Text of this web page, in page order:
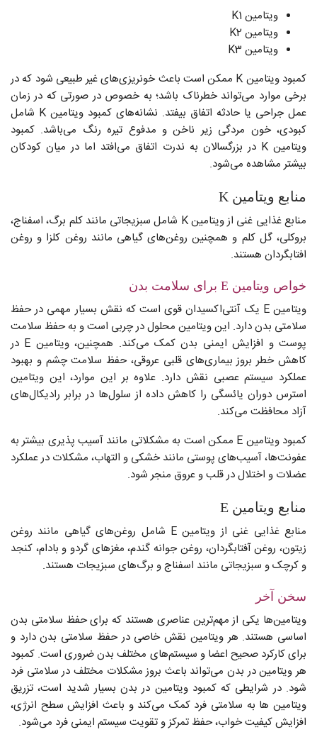
ویتامین K1
ویتامین K2
ویتامین K3
کمبود ویتامین K ممکن است باعث خونریزی‌های غیر طبیعی شود که در
برخی موارد می‌تواند خطرناک باشد؛ به خصوص در صورتی که در زمان
عمل جراحی یا حادثه اتفاق بیفتد. نشانه‌های کمبود ویتامین K شامل
کبودی، خون مردگی زیر ناخن و مدفوع تیره رنگ می‌باشد. کمبود
ویتامین K در بزرگسالان به ندرت اتفاق می‌افتد اما در میان کودکان
بیشتر مشاهده می‌شود.
منابع ویتامین K
منابع غذایی غنی از ویتامین K شامل سبزیجاتی مانند کلم برگ، اسفناج،
بروکلی، گل کلم و همچنین روغن‌های گیاهی مانند روغن کلزا و روغن
افتابگردان هستند.
خواص ویتامین E برای سلامت بدن
ویتامین E یک آنتی‌اکسیدان قوی است که نقش بسیار مهمی در حفظ
سلامتی بدن دارد. این ویتامین محلول در چربی است و به حفظ سلامت
پوست و افزایش ایمنی بدن کمک می‌کند. همچنین، ویتامین E در
کاهش خطر بروز بیماری‌های قلبی عروقی، حفظ سلامت چشم و بهبود
عملکرد سیستم عصبی نقش دارد. علاوه بر این موارد، این ویتامین
استرس دوران یائسگی را کاهش داده از سلول‌ها در برابر رادیکال‌های
آزاد محافظت می‌کند.
کمبود ویتامین E ممکن است به مشکلاتی مانند آسیب پذیری بیشتر به
عفونت‌ها، آسیب‌های پوستی مانند خشکی و التهاب، مشکلات در عملکرد
عضلات و اختلال در قلب و عروق منجر شود.
منابع ویتامین E
منابع غذایی غنی از ویتامین E شامل روغن‌های گیاهی مانند روغن
زیتون، روغن آفتابگردان، روغن جوانه گندم، مغزهای گردو و بادام، کنجد
و کرچک و سبزیجاتی مانند اسفناج و برگ‌های سبزیجات هستند.
سخن آخر
ویتامین‌ها یکی از مهم‌ترین عناصری هستند که برای حفظ سلامتی بدن
اساسی هستند. هر ویتامین نقش خاصی در حفظ سلامتی بدن دارد و
برای کارکرد صحیح اعضا و سیستم‌های مختلف بدن ضروری است. کمبود
هر ویتامین در بدن می‌تواند باعث بروز مشکلات مختلف در سلامتی فرد
شود. در شرایطی که کمبود ویتامین در بدن بسیار شدید است، تزریق
ویتامین ها به سلامتی فرد کمک می‌کند و باعث افزایش سطح انرژی،
افزایش کیفیت خواب، حفظ تمرکز و تقویت سیستم ایمنی فرد می‌شود.